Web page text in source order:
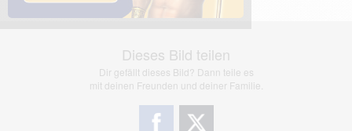
Dieses Bild teilen
Dir gefällt dieses Bild? Dann teile es
mit deinen Freunden und deiner Familie.